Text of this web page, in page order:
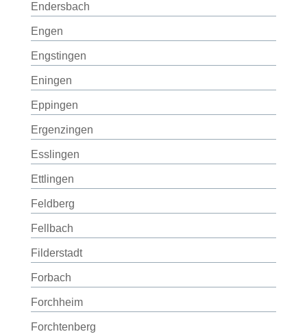
Endersbach
Engen
Engstingen
Eningen
Eppingen
Ergenzingen
Esslingen
Ettlingen
Feldberg
Fellbach
Filderstadt
Forbach
Forchheim
Forchtenberg